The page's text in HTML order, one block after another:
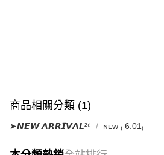
３．未成年的使用者請事先徵得法定代理人或
５．嚴禁一人註冊多個帳號或使用他人資訊註
恩沛科技股份有限公司將有權停止該用戶之使
商品相關分類 (1)
➤𝙉𝙀𝙒 𝘼𝙍𝙍𝙄𝙑𝘼𝙇²⁶ ɴᴇᴡ ₍ 6.01₎